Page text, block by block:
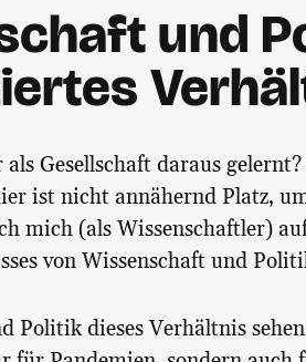
und
Gesellschaft daraus
ist nicht annähernd Platz,
mich (als Wissenschaftler)
von Wissenschaft und
Politik dieses Verhältnis